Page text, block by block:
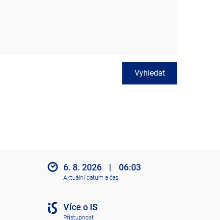
Vyhledat
6. 8. 2026 | 06:03
Aktuální datum a čas
Více o IS
Přístupnost